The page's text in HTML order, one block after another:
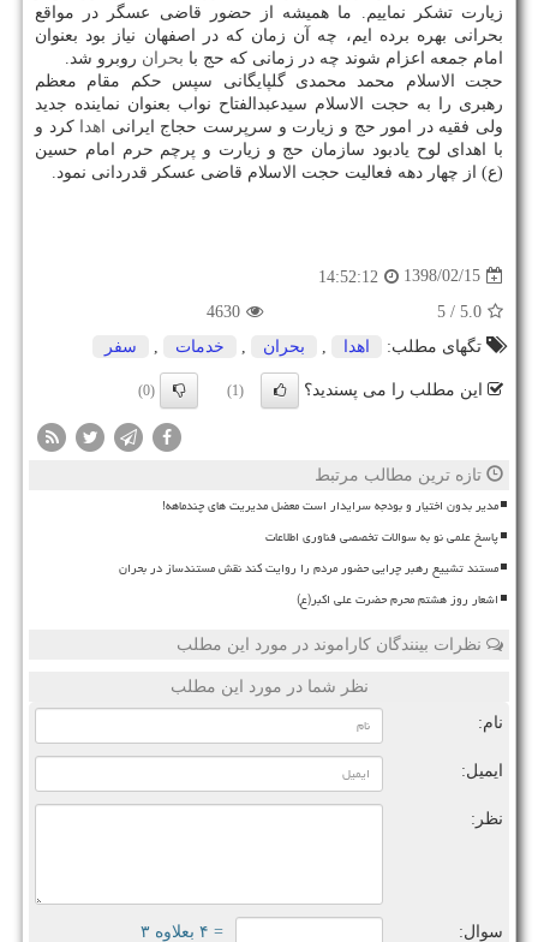
زیارت تشكر نماییم. ما همیشه از حضور قاضی عسگر در مواقع
بحرانی بهره برده ایم، چه آن زمان كه در اصفهان نیاز بود بعنوان
امام جمعه اعزام شوند چه در زمانی كه حج با بحران روبرو شد.
حجت الاسلام محمد محمدی گلپایگانی سپس حكم مقام معظم
رهبری را به حجت الاسلام سیدعبدالفتاح نواب بعنوان نماینده جدید
ولی فقیه در امور حج و زیارت و سرپرست حجاج ایرانی اهدا كرد و
با اهدای لوح یادبود سازمان حج و زیارت و پرچم حرم امام حسین
(ع) از چهار دهه فعالیت حجت الاسلام قاضی عسكر قدردانی نمود.
1398/02/15
14:52:12
5.0
/ 5
4630
تگهای مطلب:
اهدا بحران خدمات سفر
این مطلب را می پسندید؟ (1)
(0)
تازه ترین مطالب مرتبط
مدیر بدون اختیار و بودجه سرایدار است معضل مدیریت های چندماهه!
پاسخ علمی نو به سوالات تخصصی فناوری اطلاعات
مستند تشییع رهبر چرایی حضور مردم را روایت کند نقش مستندساز در بحران
اشعار روز هشتم محرم حضرت علی اکبر(ع)
نظرات بینندگان کاراموند در مورد این مطلب
نظر شما در مورد این مطلب
نام:
ایمیل:
نظر:
سوال: = ۴ بعلاوه ۳